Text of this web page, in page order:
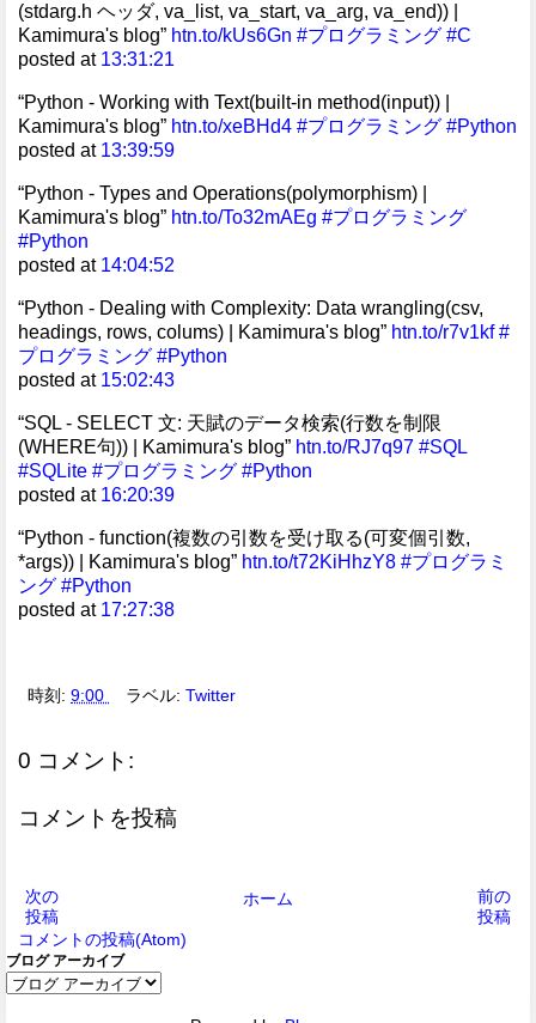
(stdarg.h ヘッダ, va_list, va_start, va_arg, va_end)) |
Kamimura's blog” htn.to/kUs6Gn #プログラミング #C
posted at 13:31:21
“Python - Working with Text(built-in method(input)) |
Kamimura's blog” htn.to/xeBHd4 #プログラミング #Python
posted at 13:39:59
“Python - Types and Operations(polymorphism) |
Kamimura's blog” htn.to/To32mAEg #プログラミング
#Python
posted at 14:04:52
“Python - Dealing with Complexity: Data wrangling(csv,
headings, rows, colums) | Kamimura's blog” htn.to/r7v1kf #
プログラミング #Python
posted at 15:02:43
“SQL - SELECT 文: 天賦のデータ検索(行数を制限
(WHERE句)) | Kamimura's blog” htn.to/RJ7q97 #SQL
#SQLite #プログラミング #Python
posted at 16:20:39
“Python - function(複数の引数を受け取る(可変個引数,
*args)) | Kamimura's blog” htn.to/t72KiHhzY8 #プログラミ
ング #Python
posted at 17:27:38
時刻: 9:00 ラベル:Twitter
0 コメント:
コメントを投稿
次の
投稿
前の
投稿
ホーム
コメントの投稿(Atom)
ブログ アーカイブ